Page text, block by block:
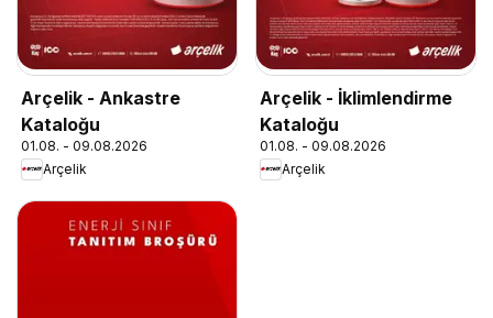
Arçelik - Ankastre
Kataloğu
01.08. - 09.08.2026
Arçelik
Arçelik - İklimlendirme
Kataloğu
01.08. - 09.08.2026
Arçelik